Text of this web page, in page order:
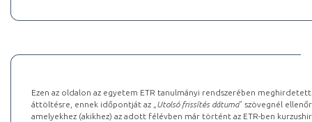
Ezen az oldalon az egyetem ETR tanulmányi rendszerében
áttöltésre, ennek időpontját az „ Utolsó frissítés dátuma” szövegnél
amelyekhez (akikhez) az adott félévben már történt az ETR-ben